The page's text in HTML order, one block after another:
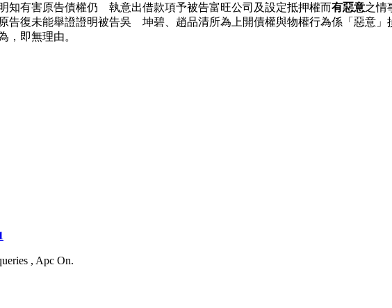
知有害原告債權仍 執意出借款項予被告富旺公司及設定抵押權而有惡意之情
復未能舉證證明被告吳 坤碧、趙品清所為上開債權與物權行為係「惡意
即無理由。
, Apc On.